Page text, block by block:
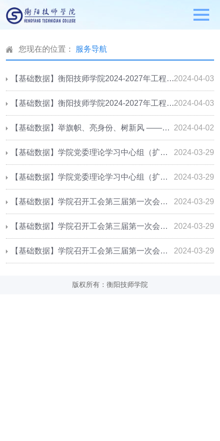
您现在的位置： 服务导航
【基础数据】衡阳技师学院2024-2027年工程预算、工程结算、工程总承包(EPC)工程量清单及清单计价审核造价咨询单位采购项目招标公告 2024-04-03
【基础数据】衡阳技师学院2024-2027年工程预算、工程结算、工程总承包(EPC)工程量清单及清单计价审核造价咨询单位采购项目招标公告 2024-04-03
【基础数据】举旗帜、亮身份、树新风 ——学院团委举行志愿服务授旗仪式 2024-04-02
【基础数据】学院党委理论学习中心组（扩大）举行2024年第3次集体学习 2024-03-29
【基础数据】学院党委理论学习中心组（扩大）举行2024年第3次集体学习 2024-03-29
【基础数据】学院召开工会第三届第一次会员代表大会 2024-03-29
【基础数据】学院召开工会第三届第一次会员代表大会 2024-03-29
【基础数据】学院召开工会第三届第一次会员代表大会 2024-03-29
版权所有：衡阳技师学院